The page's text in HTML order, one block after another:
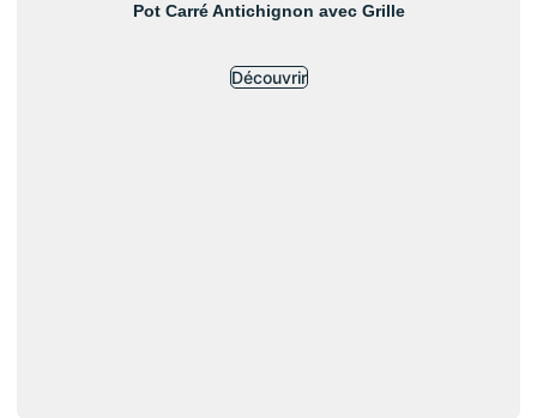
Pot Carré Antichignon avec Grille
Découvrir